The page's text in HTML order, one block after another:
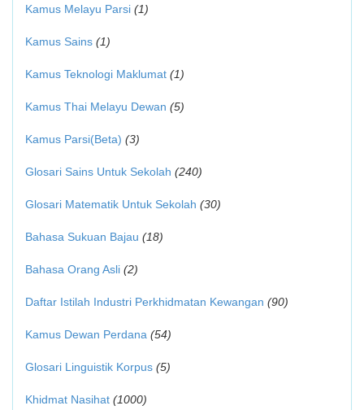
Kamus Melayu Parsi (1)
Kamus Sains (1)
Kamus Teknologi Maklumat (1)
Kamus Thai Melayu Dewan (5)
Kamus Parsi(Beta) (3)
Glosari Sains Untuk Sekolah (240)
Glosari Matematik Untuk Sekolah (30)
Bahasa Sukuan Bajau (18)
Bahasa Orang Asli (2)
Daftar Istilah Industri Perkhidmatan Kewangan (90)
Kamus Dewan Perdana (54)
Glosari Linguistik Korpus (5)
Khidmat Nasihat (1000)